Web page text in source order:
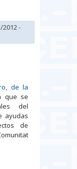
2012 -
de la
que se
del
ayudas
de